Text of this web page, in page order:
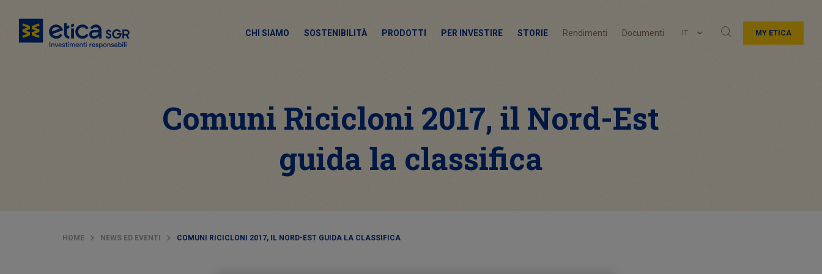
CHI SIAMO SOSTENIBILITÀ PRODOTTI PER INVESTIRE STORIE Rendimenti Documenti IT MY ETICA
Comuni Ricicloni 2017, il Nord-Est
guida la classifica
HOME NEWS ED EVENTI COMUNI RICICLONI 2017, IL NORD-EST GUIDA LA CLASSIFICA